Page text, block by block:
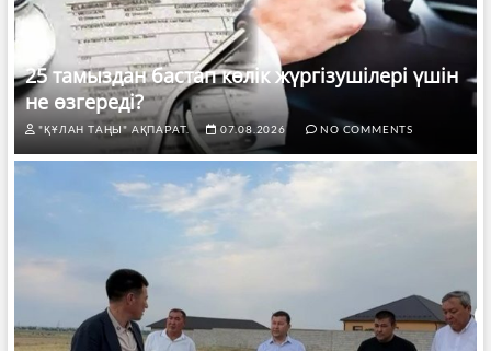
25 тамыздан бастап көлік жүргізушілері үшін
не өзгереді?
"ҚҰЛАН ТАҢЫ" АҚПАРАТ. 07.08.2026 NO COMMENTS